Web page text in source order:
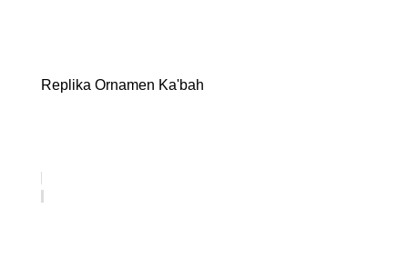
Replika Ornamen Ka'bah